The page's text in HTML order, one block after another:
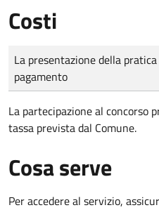
Costi
Tipo di pagamento
Importo
La presentazione della
pagamento
La partecipazione al concorso
tassa prevista dal Comune.
Cosa serve
Per accedere al servizio,